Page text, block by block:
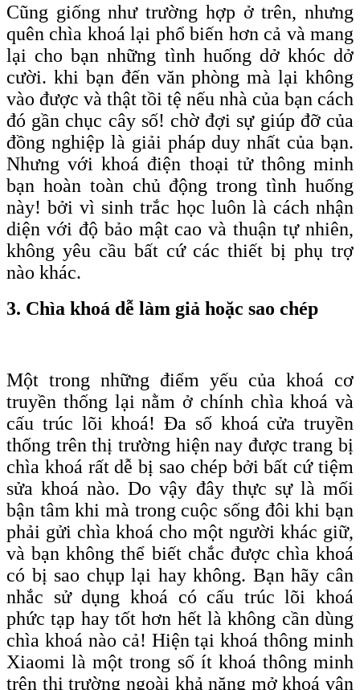
Cũng giống như trường hợp ở trên, nhưng
quên chìa khoá lại phổ biến hơn cả và mang
lại cho bạn những tình huống dở khóc dở
cười. khi bạn đến văn phòng mà lại không
vào được và thật tồi tệ nếu nhà của bạn cách
đó gần chục cây số! chờ đợi sự giúp đỡ của
đồng nghiệp là giải pháp duy nhất của bạn.
Nhưng với khoá điện thoại tử thông minh
bạn hoàn toàn chủ động trong tình huống
này! bởi vì sinh trắc học luôn là cách nhận
diện với độ bảo mật cao và thuận tự nhiên,
không yêu cầu bất cứ các thiết bị phụ trợ
nào khác.
3. Chìa khoá dễ làm giả hoặc sao chép
Một trong những điểm yếu của khoá cơ
truyền thống lại nằm ở chính chìa khoá và
cấu trúc lõi khoá! Đa số khoá cửa truyền
thống trên thị trường hiện nay được trang bị
chìa khoá rất dễ bị sao chép bởi bất cứ tiệm
sửa khoá nào. Do vậy đây thực sự là mối
bận tâm khi mà trong cuộc sống đôi khi bạn
phải gửi chìa khoá cho một người khác giữ,
và bạn không thể biết chắc được chìa khoá
có bị sao chụp lại hay không. Bạn hãy cân
nhắc sử dụng khoá có cấu trúc lõi khoá
phức tạp hay tốt hơn hết là không cần dùng
chìa khoá nào cả! Hiện tại khoá thông minh
Xiaomi là một trong số ít khoá thông minh
trên thị trường ngoài khả năng mở khoá vân